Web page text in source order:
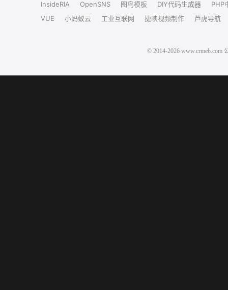
InsideRIA
OpenSNS 图鸟模板 DIY代码生成器
PHP
VUE
小蚂蚁云 工业互联网 捷映视频制作 芦虎导航
© 2014-2026